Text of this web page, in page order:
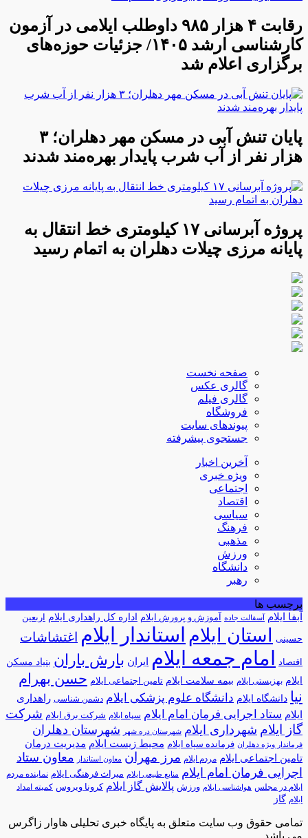
رقابت ۴ هزار ۹۸۵ داوطلب ایلامی در آزمون
کارشناسی ارشد ۱۴۰۵/ جزئیات حوزه‌های
برگزاری اعلام شد
پایان تنش آبی در مسکن مهر دهلران؛ ۳
هزار نفر از آب شرب پایدار بهره‌مند شدند
پروژه آبرسانی ۱۷ کیلومتری خط انتقال به
پایانه مرزی چیلات دهلران به اتمام رسید
صفحه نخست
گالری عکس
گالری فیلم
فروشگاه
پیوندهای سایت
جستجوی پیشرفته
آخرین اخبار
ویژه خبری
اجتماعی
اقتصاد
سیاسی
فرهنگ
مذهبی
ورزش
دانشگاه
رهبر
برچسب ها
آبفا ایلام آسفالت جاده آموزش و پرورش ایلام اداره کل راهداری ایلام اربعین
حسینی استان ایلام استاندار ایلام اغتشاشات
اقتصاد امام جمعه ایلام ایران بارش باران بنیاد مسکن
ایلام بهزیستی ایلام بیمه سلامت ایلام تامین اجتماعی ایلام حسن بهرام
نیا دانشگاه ایلام دانشگاه علوم پزشکی ایلام دشمن شناسی راهداری
ایلام ستاد اجرایی فرمان امام ایلام سپاه ایلام شرکت برق ایلام شرکت
گاز ایلام شهرداری ایلام شهرستان دره شهر شهرستان دهلران
فرماندار ویژه دهلران فرمانده سپاه ایلام محیط زیست ایلام مدیریت درمان
تامین اجتماعی ایلام مردم ایلام مرز مهران معاون استاندار
معاون ستاد
اجرایی فرمان امام ایلام منابع طبیعی ایلام میراث فرهنگی ایلام نماینده مردم
ایلام در مجلس هواشناسی ایلام ورزش پالایش گاز ایلام کرونا ویروس کمیته امداد
ایلام گاز
تمامی حقوق وب سایت متعلق به پایگاه خبری تحلیلی هاوار زاگرس
می باشد